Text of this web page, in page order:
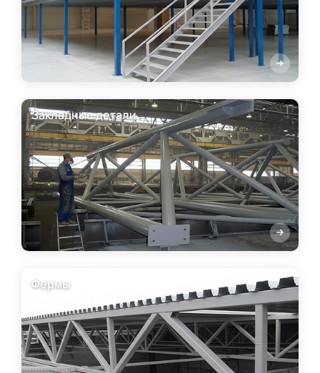
Закладные детали
Фермы